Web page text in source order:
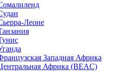
Леоне
Западная Африка
Африка (BEAC)